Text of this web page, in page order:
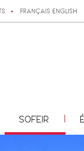
FRANÇAIS ENGLISH
SOFEIR